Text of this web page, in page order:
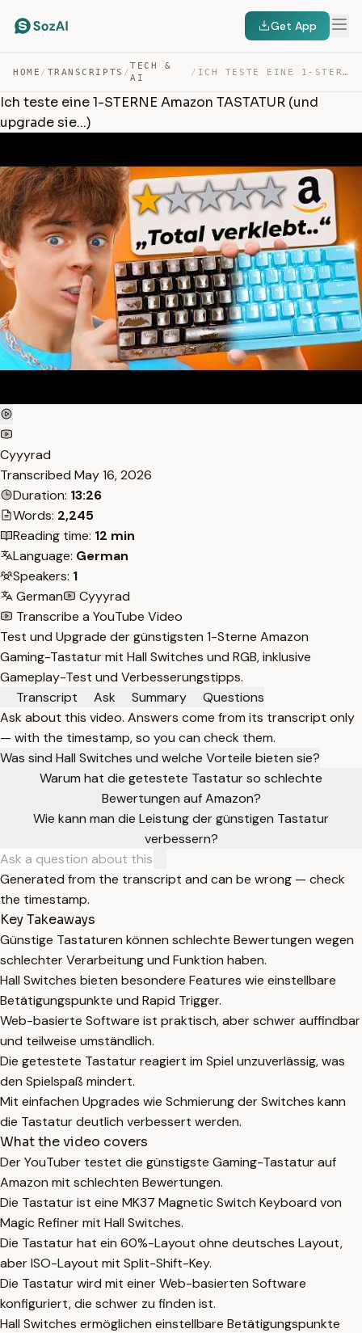
Get App
HOME / TRANSCRIPTS /
TECH &
AI
/ ICH TESTE EINE 1-STERNE AMAZON TASTATUR (UND UPGRADE SI… — TRANSCRIPT
Ich teste eine 1-STERNE Amazon TASTATUR (und
upgrade sie...)
Cyyyrad
Transcribed May 16, 2026
Duration: 13:26
Words: 2,245
Reading time: 12 min
Language: German
Speakers: 1
German
Cyyyrad
Transcribe a YouTube Video
Test und Upgrade der günstigsten 1-Sterne Amazon
Gaming-Tastatur mit Hall Switches und RGB, inklusive
Gameplay-Test und Verbesserungstipps.
Transcript
Ask Summary
Questions
Ask about this video. Answers come from its transcript only
— with the timestamp, so you can check them.
Was sind Hall Switches und welche Vorteile bieten sie?
Warum hat die getestete Tastatur so schlechte
Bewertungen auf Amazon?
Wie kann man die Leistung der günstigen Tastatur
verbessern?
Generated from the transcript and can be wrong — check
the timestamp.
Key Takeaways
Günstige Tastaturen können schlechte Bewertungen wegen
schlechter Verarbeitung und Funktion haben.
Hall Switches bieten besondere Features wie einstellbare
Betätigungspunkte und Rapid Trigger.
Web-basierte Software ist praktisch, aber schwer auffindbar
und teilweise umständlich.
Die getestete Tastatur reagiert im Spiel unzuverlässig, was
den Spielspaß mindert.
Mit einfachen Upgrades wie Schmierung der Switches kann
die Tastatur deutlich verbessert werden.
What the video covers
Der YouTuber testet die günstigste Gaming-Tastatur auf
Amazon mit schlechten Bewertungen.
Die Tastatur ist eine MK37 Magnetic Switch Keyboard von
Magic Refiner mit Hall Switches.
Die Tastatur hat ein 60%-Layout ohne deutsches Layout,
aber ISO-Layout mit Split-Shift-Key.
Die Tastatur wird mit einer Web-basierten Software
konfiguriert, die schwer zu finden ist.
Hall Switches ermöglichen einstellbare Betätigungspunkte